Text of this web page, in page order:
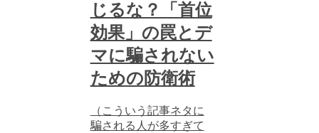
じるな？「首位
効果」の罠とデ
マに騙されない
ための防衛術
（こういう記事ネタに
騙される人が多すぎて